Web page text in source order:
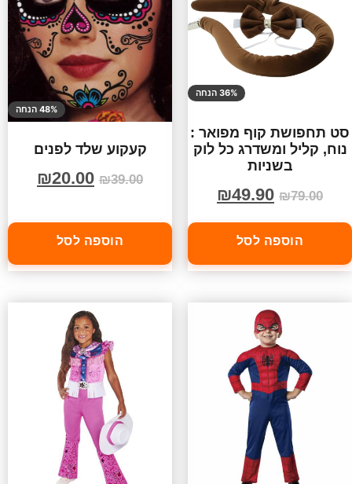
36% הנחה
סט תחפושת קוף מפואר :
נוח, קליל ומשדרג כל לוק
בשניות
₪79.00
₪49.90
הוספה לסל
48% הנחה
קעקוע שלד לפנים
₪39.00
₪20.00
הוספה לסל